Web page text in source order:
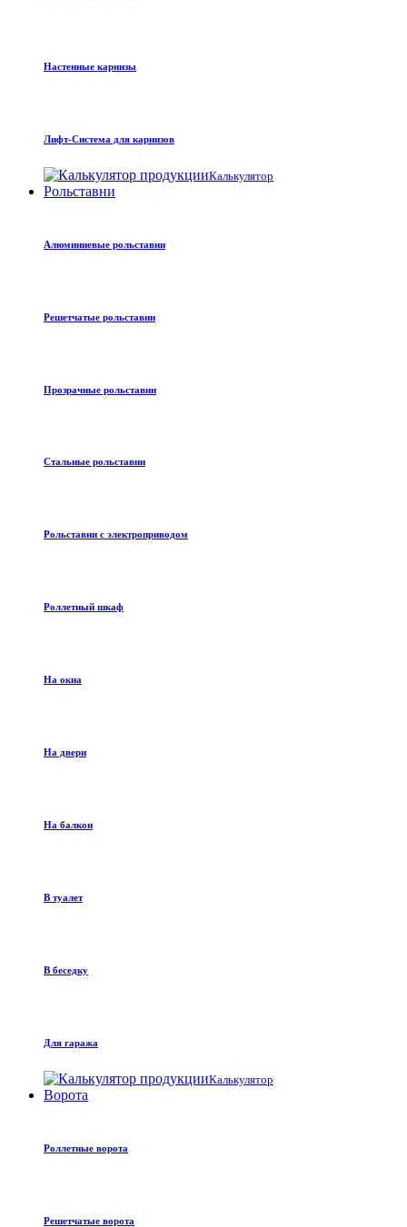
Настенные карнизы
Лифт-Система для карнизов
Калькулятор
Рольставни
Алюминиевые рольставни
Решетчатые рольставни
Прозрачные рольставни
Стальные рольставни
Рольставни с электроприводом
Роллетный шкаф
На окна
На двери
На балкон
В туалет
В беседку
Для гаража
Калькулятор
Ворота
Роллетные ворота
Решетчатые ворота